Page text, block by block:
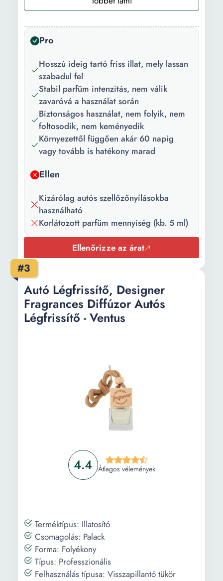
Felhasználás
Szellőzőnyílás
Parfüm:
Darabszám/szett: 1
Pro
Hosszú ideig tartó friss illat, mely lassan
szabadul fel
Stabil parfüm intenzitás, nem válik
zavaróvá a használat során
Biztonságos használat, nem folyik, nem
foltosodik, nem keményedik
Környezettől függően akár 60 napig
vagy tovább is hatékony marad
Ellen
Kizárólag autós szellőzőnyílásokba
használható
Korlátozott parfüm mennyiség (kb. 5 ml)
Ellenőrizze az árat
#3
4.4 Átlagos vélemények
Autó Légfrissítő, Designer
Fragrances Diffúzor Autós
Légfrissítő - Ventus
Terméktípus: Illatosító
Csomagolás: Palack
Forma: Folyékony
Típus: Professzionális
Felhasználás típusa: Visszapillantó tükör